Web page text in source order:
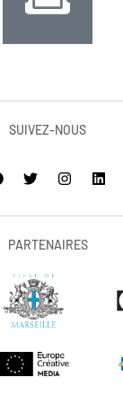
SUIVEZ-NOUS
PARTENAIRES